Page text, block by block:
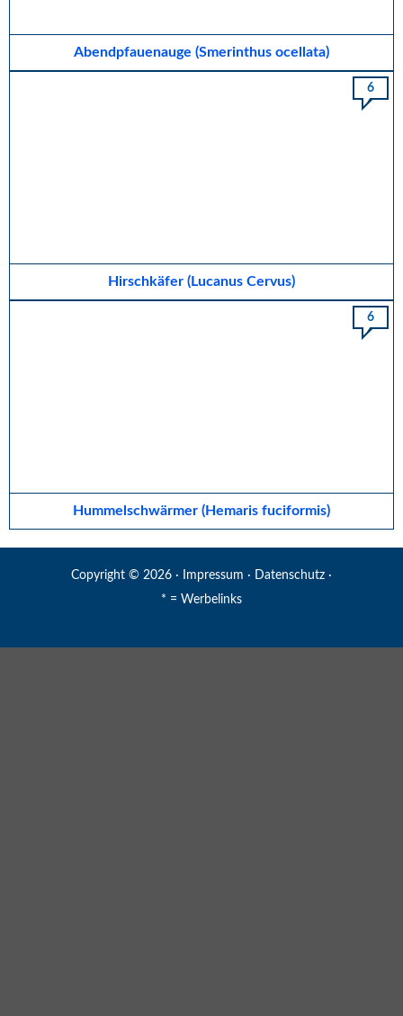
Abendpfauenauge (Smerinthus ocellata)
Hirschkäfer (Lucanus Cervus)
6
Hummelschwärmer (Hemaris fuciformis)
6
Copyright © 2026 · Impressum · Datenschutz ·
* = Werbelinks